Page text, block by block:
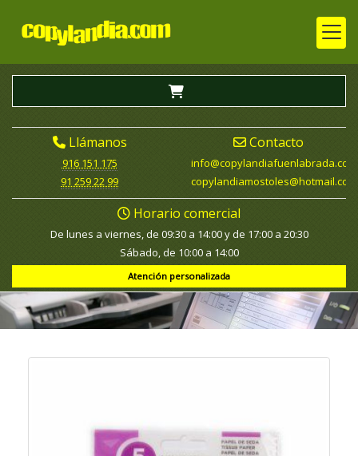
Llámanos
916 151 175
91 259 22 99
Contacto
info
copylandiafuenlabrada.com
copylandiamostoles
hotmail.com
Horario comercial
De lunes a viernes, de 09:30 a 14:00 y de 17:00 a 20:30
Sábado, de 10:00 a 14:00
Atención personalizada